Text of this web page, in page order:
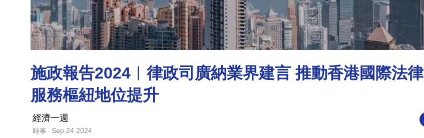
施政報告2024︱律政司廣納業界建言 推動香港國際法律
服務樞紐地位提升
經濟一週
時事 Sep 24 2024